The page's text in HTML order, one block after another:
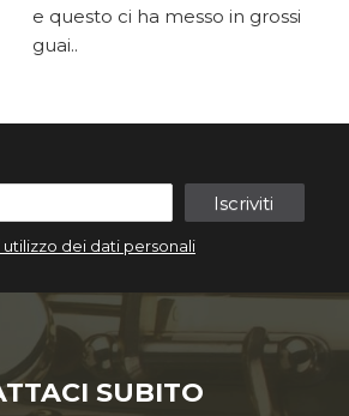
e questo ci ha messo in grossi
guai..
Iscriviti
utilizzo dei dati personali
SUBITO